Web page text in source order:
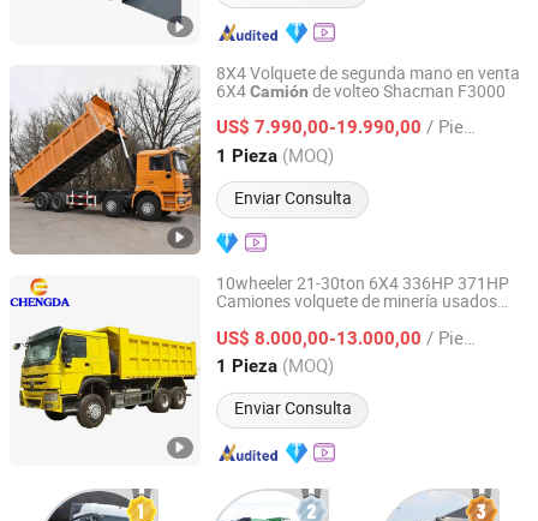
8X4 Volquete de segunda mano en venta
6X4Camión de volteo Shacman F3000
US$ 7.990,00-19.990,00 / Pieza
1 Pieza (MOQ)
Enviar Consulta
Shandong Eric Special Vehicle Co., Ltd.
Shandong, China Desde 2025
10wheeler 21-30ton 6X4 336HP 371HP
Camiones volquete de minería usados
US$ 8.000,00-13.000,00 / Pieza
1 Pieza (MOQ)
Enviar Consulta
Shandong Chengda Auto Sales Co., Ltd.
Shandong, China Desde 2015